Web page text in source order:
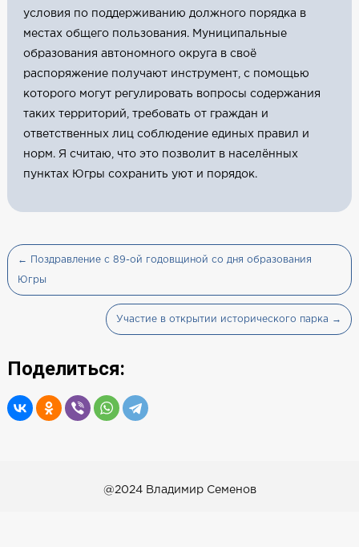
условия по поддерживанию должного порядка в
местах общего пользования. Муниципальные
образования автономного округа в своё
распоряжение получают инструмент, с помощью
которого могут регулировать вопросы содержания
таких территорий, требовать от граждан и
ответственных лиц соблюдение единых правил и
норм. Я считаю, что это позволит в населённых
пунктах Югры сохранить уют и порядок.
← Поздравление с 89-ой годовщиной со дня образования
Югры
Участие в открытии исторического парка →
Поделиться:
@2024 Владимир Семенов